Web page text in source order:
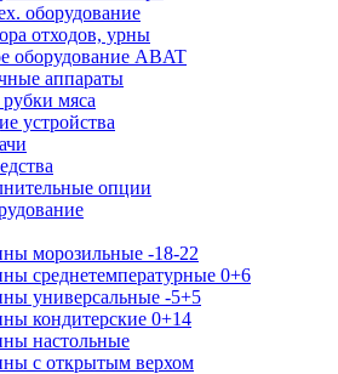
оборудование
отходов, урны
оборудование ABAT
аппараты
мяса
устройства
опции
морозильные -18-22
среднетемпературные 0+6
универсальные -5+5
кондитерские 0+14
настольные
с открытым верхом